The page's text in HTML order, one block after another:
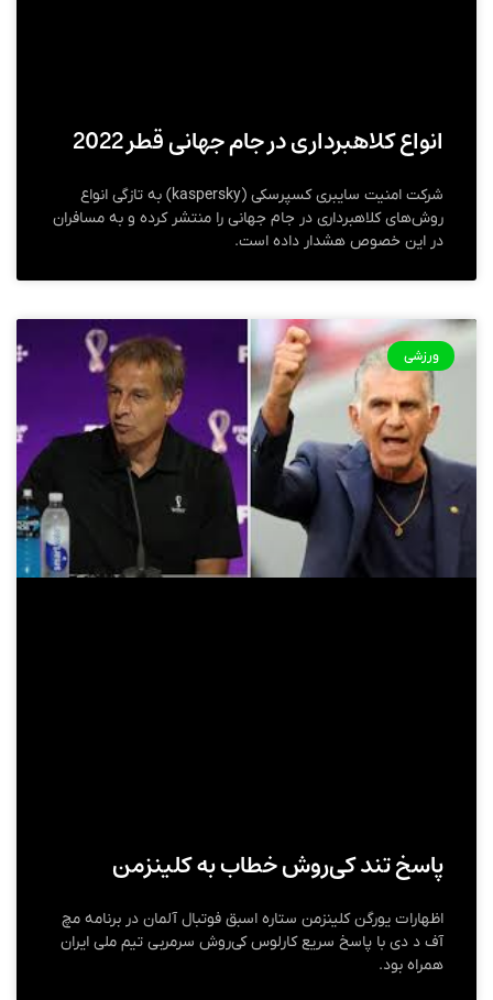
انواع کلاهبرداری در جام جهانی قطر 2022
شرکت امنیت سایبری کسپرسکی (kaspersky) به تازگی انواع
روش‌های کلاهبرداری در جام جهانی را منتشر کرده و به مسافران
در این خصوص هشدار داده است.
ورزشی
پاسخ تند کی‌روش خطاب به کلینزمن
اظهارات یورگن کلینزمن ستاره اسبق فوتبال آلمان در برنامه مچ
آف د دی با پاسخ سریع کارلوس کی‌روش سرمربی تیم ملی ایران
همراه بود.